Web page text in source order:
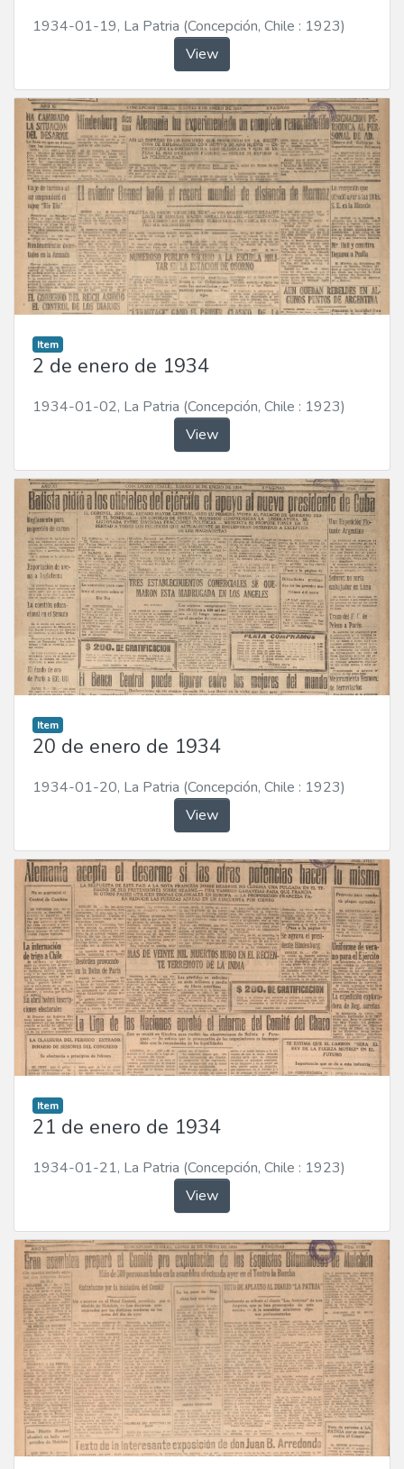
1934-01-19, La Patria (Concepción, Chile : 1923)
View
Item
2 de enero de 1934
1934-01-02, La Patria (Concepción, Chile : 1923)
View
Item
20 de enero de 1934
1934-01-20, La Patria (Concepción, Chile : 1923)
View
Item
21 de enero de 1934
1934-01-21, La Patria (Concepción, Chile : 1923)
View